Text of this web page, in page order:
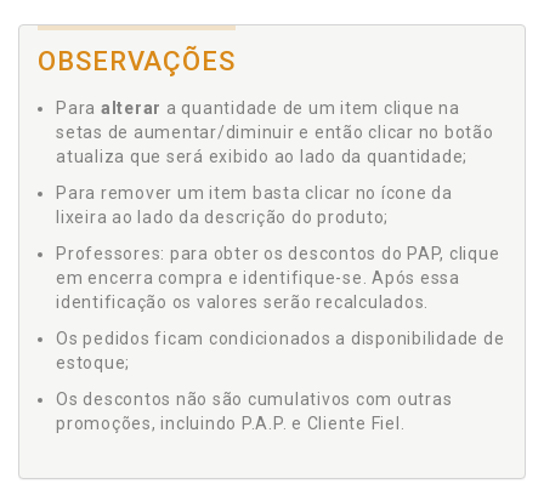
OBSERVAÇÕES
Para alterar a quantidade de um item clique na
setas de aumentar/diminuir e então clicar no botão
atualiza que será exibido ao lado da quantidade;
Para remover um item basta clicar no ícone da
lixeira ao lado da descrição do produto;
Professores: para obter os descontos do PAP, clique
em encerra compra e identifique-se. Após essa
identificação os valores serão recalculados.
Os pedidos ficam condicionados a disponibilidade de
estoque;
Os descontos não são cumulativos com outras
promoções, incluindo P.A.P. e Cliente Fiel.